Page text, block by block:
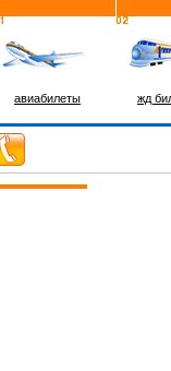
авиабилеты жд